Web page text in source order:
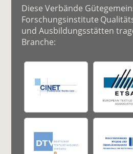
Diese Verbände
Forschungsinstitute
und Ausbildungsstätten
Branche: